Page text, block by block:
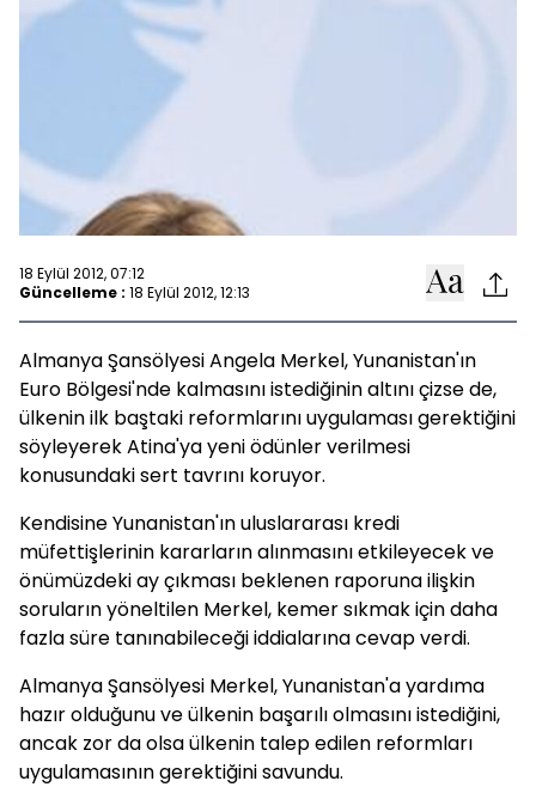
18 Eylül 2012, 07:12
Güncelleme : 18 Eylül 2012, 12:13
Almanya Şansölyesi Angela Merkel, Yunanistan'ın
Euro Bölgesi'nde kalmasını istediğinin altını çizse de,
ülkenin ilk baştaki reformlarını uygulaması gerektiğini
söyleyerek Atina'ya yeni ödünler verilmesi
konusundaki sert tavrını koruyor.
Kendisine Yunanistan'ın uluslararası kredi
müfettişlerinin kararların alınmasını etkileyecek ve
önümüzdeki ay çıkması beklenen raporuna ilişkin
soruların yöneltilen Merkel, kemer sıkmak için daha
fazla süre tanınabileceği iddialarına cevap verdi.
Almanya Şansölyesi Merkel, Yunanistan'a yardıma
hazır olduğunu ve ülkenin başarılı olmasını istediğini,
ancak zor da olsa ülkenin talep edilen reformları
uygulamasının gerektiğini savundu.